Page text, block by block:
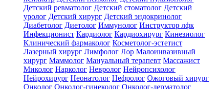
Детский ревматолог Детский стоматолог Детский
уролог Детский хирург Детский эндокринолог
Диабетолог Диетолог Иммунолог Инструктор лфк
Инфекционист Кардиолог Кардиохирург Кинезиолог
Клинический фармаколог Косметолог-эстетист
Лазерный хирург Лимфолог Лор Малоинвазивный
хирург Маммолог Мануальный терапевт Массажист
Миколог Нарколог Невролог Нейропсихолог
Нейрохирург Неонатолог Нефролог Ожоговый хирург
Онколог Онколог-гинеколог Онколог-дерматолог